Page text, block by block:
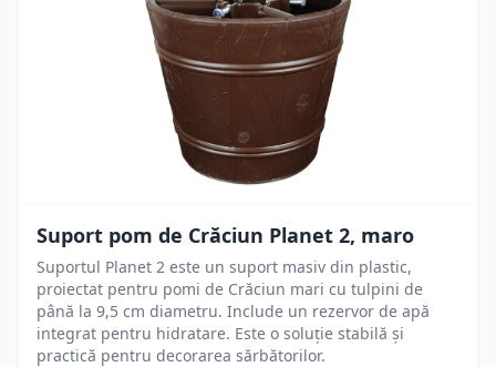
Suport pom de Crăciun Planet 2, maro
Suportul Planet 2 este un suport masiv din plastic,
proiectat pentru pomi de Crăciun mari cu tulpini de
până la 9,5 cm diametru. Include un rezervor de apă
integrat pentru hidratare. Este o soluție stabilă și
practică pentru decorarea sărbătorilor.